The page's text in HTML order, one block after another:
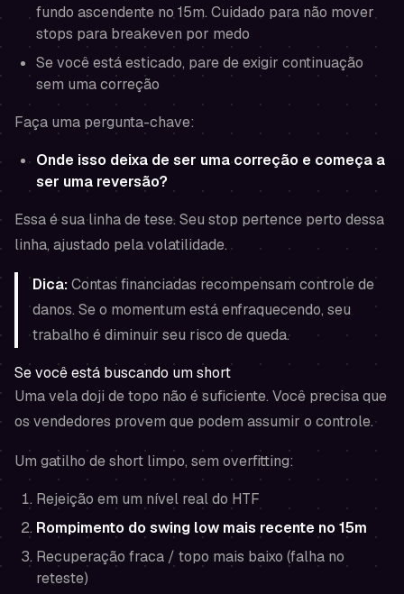
fundo ascendente no 15m. Cuidado para não mover
stops para breakeven por medo
Se você está esticado, pare de exigir continuação
sem uma correção
Faça uma pergunta-chave:
Onde isso deixa de ser uma correção e começa a
ser uma reversão?
Essa é sua linha de tese. Seu stop pertence perto dessa
linha, ajustado pela volatilidade.
Dica:Contas financiadas recompensam controle de
danos. Se o momentum está enfraquecendo, seu
trabalho é diminuir seu risco de queda.
Se você está buscando um short
Uma vela doji de topo não é suficiente. Você precisa que
os vendedores provem que podem assumir o controle.
Um gatilho de short limpo, sem overfitting:
Rejeição em um nível real do HTF
Rompimento do swing low mais recente no 15m
Recuperação fraca / topo mais baixo (falha no
reteste)